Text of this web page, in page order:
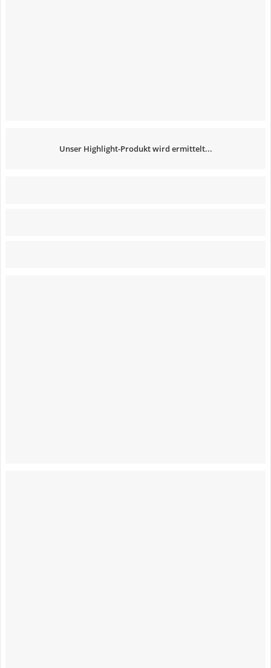
Unser Highlight-Produkt wird ermittelt...